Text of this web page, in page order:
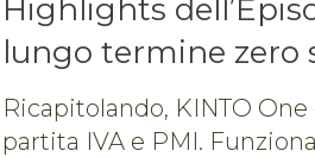
Highlights
lungo termine zero
Ricapitolando, KINTO
partita IVA e PMI.